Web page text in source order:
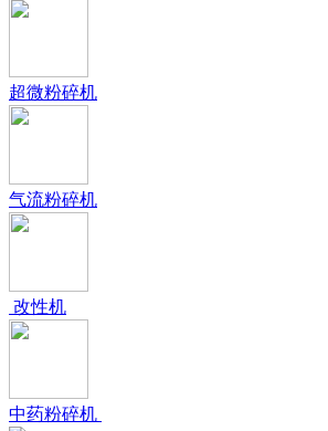
超微粉碎机
气流粉碎机
改性机
中药粉碎机